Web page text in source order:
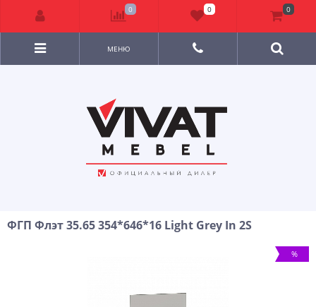
МЕНЮ
ФГП Флэт 35.65 354*646*16 Light Grey In 2S
%
0 0 0